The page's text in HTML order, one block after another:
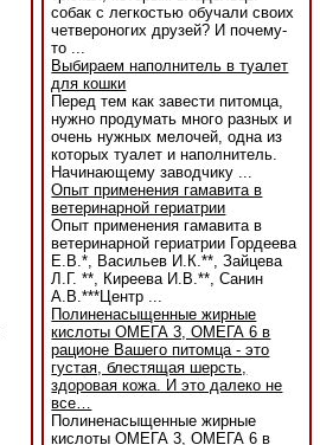
собак с легкостью обучали своих
четвероногих друзей? И почему-
то ...
Выбираем наполнитель в туалет
для кошки
Перед тем как завести питомца,
нужно продумать много разных и
очень нужных мелочей, одна из
которых туалет и наполнитель.
Начинающему заводчику ...
Опыт применения гамавита в
ветеринарной гериатрии
Опыт применения гамавита в
ветеринарной гериатрии Гордеева
Е.В.*, Васильев И.К.**, Зайцева
Л.Г. **, Киреева И.В.**, Санин
А.В.***Центр ...
Полиненасыщенные жирные
кислоты ОМЕГА 3, ОМЕГА 6 в
рационе Вашего питомца - это
густая, блестящая шерсть,
здоровая кожа. И это далеко не
все…
Полиненасыщенные жирные
кислоты ОМЕГА 3, ОМЕГА 6 в